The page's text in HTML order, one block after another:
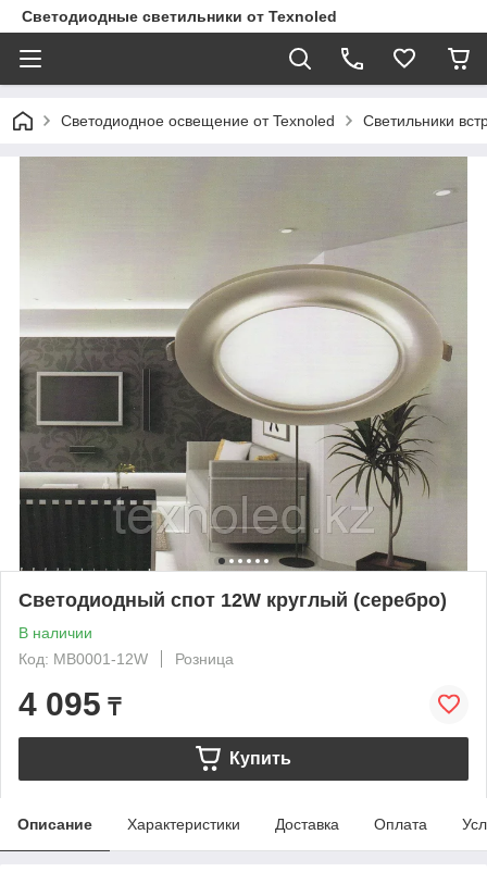
Светодиодные светильники от Texnoled
Светодиодное освещение от Texnoled Светильники
Светодиодный спот 12W круглый (серебро)
В наличии
Код: MB0001-12W
Розница
4 095 ₸
Купить
Описание Характеристики Доставка Оплата